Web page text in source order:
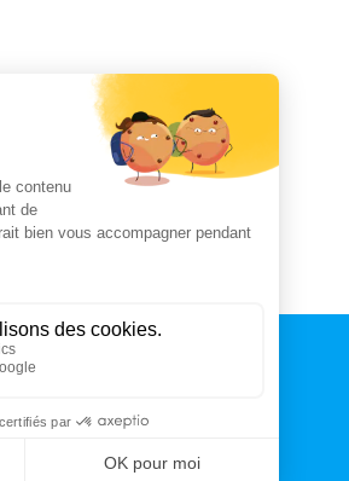
CONTACT
Rue du Professeur Arnozan